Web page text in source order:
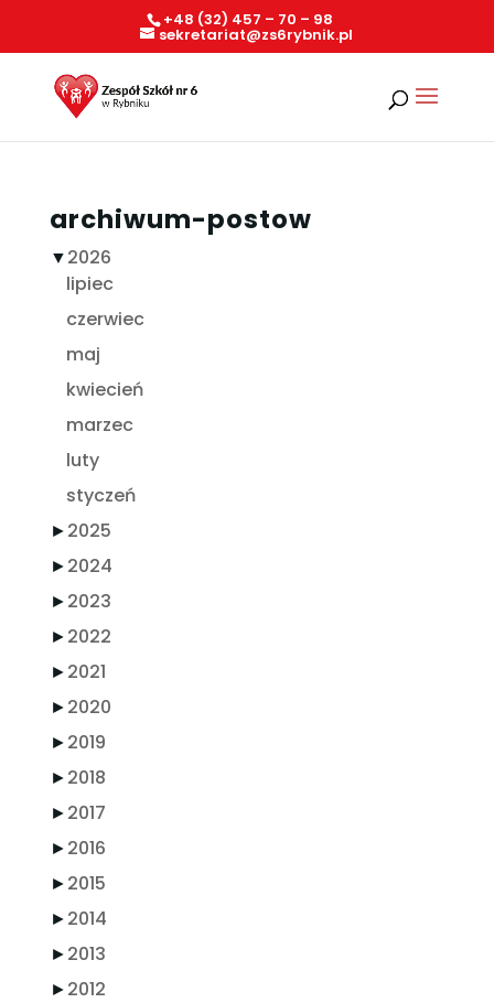
+48 (32) 457 – 70 – 98
sekretariat@zs6rybnik.pl
archiwum-postow
▼2026
lipiec
czerwiec
maj
kwiecień
marzec
luty
styczeń
►2025
►2024
►2023
►2022
►2021
►2020
►2019
►2018
►2017
►2016
►2015
►2014
►2013
►2012